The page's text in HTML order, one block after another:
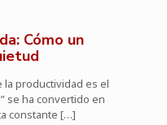
Cómo un
productividad es el
se ha convertido en
constante […]